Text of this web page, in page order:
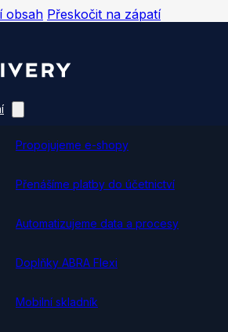
obsah Přeskočit na zápatí
Propojujeme e-shopy
Přenášíme platby do účetnictví
Automatizujeme data a procesy
Doplňky ABRA Flexi
Mobilní skladník